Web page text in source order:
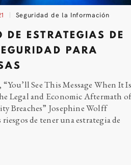
Seguridad de la Información
DE ESTRATEGIAS DE
PARA
See This Message When It Is
Legal and Economic Aftermath
Breaches” Josephine Wolff
riesgos de tener una estrategiade